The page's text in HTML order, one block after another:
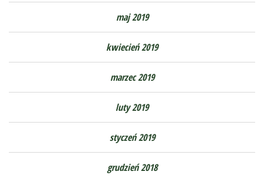
maj 2019
kwiecień 2019
marzec 2019
luty 2019
styczeń 2019
grudzień 2018